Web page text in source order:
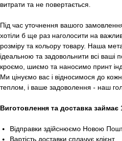
витрати та не повертається.
Під час уточнення вашого
хотіли б ще раз наголосити на
розміру та кольору товару. Наша
ідеальною та задовольнити всі
кроємо, шиємо та наносимо принт
Ми цінуємо вас і відносимося до
теплом, і ваше задоволення - наш
Виготовлення та доставка займає
Відправки здійснюємо Новою
Вартість доставки сплачує клієнт